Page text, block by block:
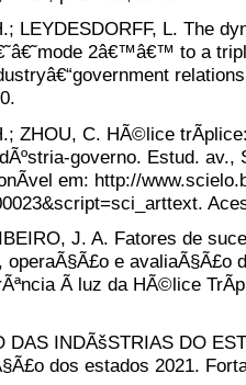
LEYDESDORFF, L. The
2â€™â€™ to a
ZHOU, C. HÃ©lice
governo. Estud.
em: http://
J. A. Fatores de
operaÃ§Ã£o e avaliaÃ§Ã£o
Ã luz da HÃ©lice
DAS INDÃšSTRIAS DO
dos estados 2021.